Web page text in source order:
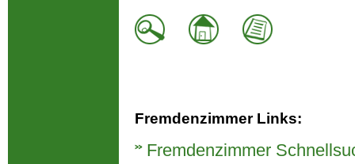
Fremdenzimmer Links:
Fremdenzimmer